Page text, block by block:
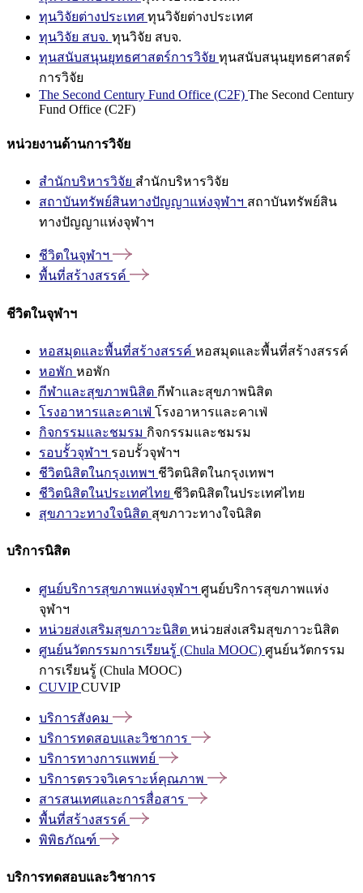
ทุนวิจัยต่างประเทศ ทุนวิจัยต่างประเทศ
ทุนวิจัย สบจ. ทุนวิจัย สบจ.
ทุนสนับสนุนยุทธศาสตร์การวิจัย ทุนสนับสนุนยุทธศาสตร์
การวิจัย
The Second Century Fund Office (C2F) The Second Century
Fund Office (C2F)
หน่วยงานด้านการวิจัย
สำนักบริหารวิจัย สำนักบริหารวิจัย
สถาบันทรัพย์สินทางปัญญาแห่งจุฬาฯ สถาบันทรัพย์สิน
ทางปัญญาแห่งจุฬาฯ
ชีวิตในจุฬาฯ
พื้นที่สร้างสรรค์
ชีวิตในจุฬาฯ
หอสมุดและพื้นที่สร้างสรรค์ หอสมุดและพื้นที่สร้างสรรค์
หอพัก หอพัก
กีฬาและสุขภาพนิสิต กีฬาและสุขภาพนิสิต
โรงอาหารและคาเฟ่ โรงอาหารและคาเฟ่
กิจกรรมและชมรม กิจกรรมและชมรม
รอบรั้วจุฬาฯ รอบรั้วจุฬาฯ
ชีวิตนิสิตในกรุงเทพฯ ชีวิตนิสิตในกรุงเทพฯ
ชีวิตนิสิตในประเทศไทย ชีวิตนิสิตในประเทศไทย
สุขภาวะทางใจนิสิต สุขภาวะทางใจนิสิต
บริการนิสิต
ศูนย์บริการสุขภาพแห่งจุฬาฯ ศูนย์บริการสุขภาพแห่ง
จุฬาฯ
หน่วยส่งเสริมสุขภาวะนิสิต หน่วยส่งเสริมสุขภาวะนิสิต
ศูนย์นวัตกรรมการเรียนรู้ (Chula MOOC) ศูนย์นวัตกรรม
การเรียนรู้ (Chula MOOC)
CUVIPCUVIP
บริการสังคม
บริการทดสอบและวิชาการ
บริการทางการแพทย์
บริการตรวจวิเคราะห์คุณภาพ
สารสนเทศและการสื่อสาร
พื้นที่สร้างสรรค์
พิพิธภัณฑ์
บริการทดสอบและวิชาการ